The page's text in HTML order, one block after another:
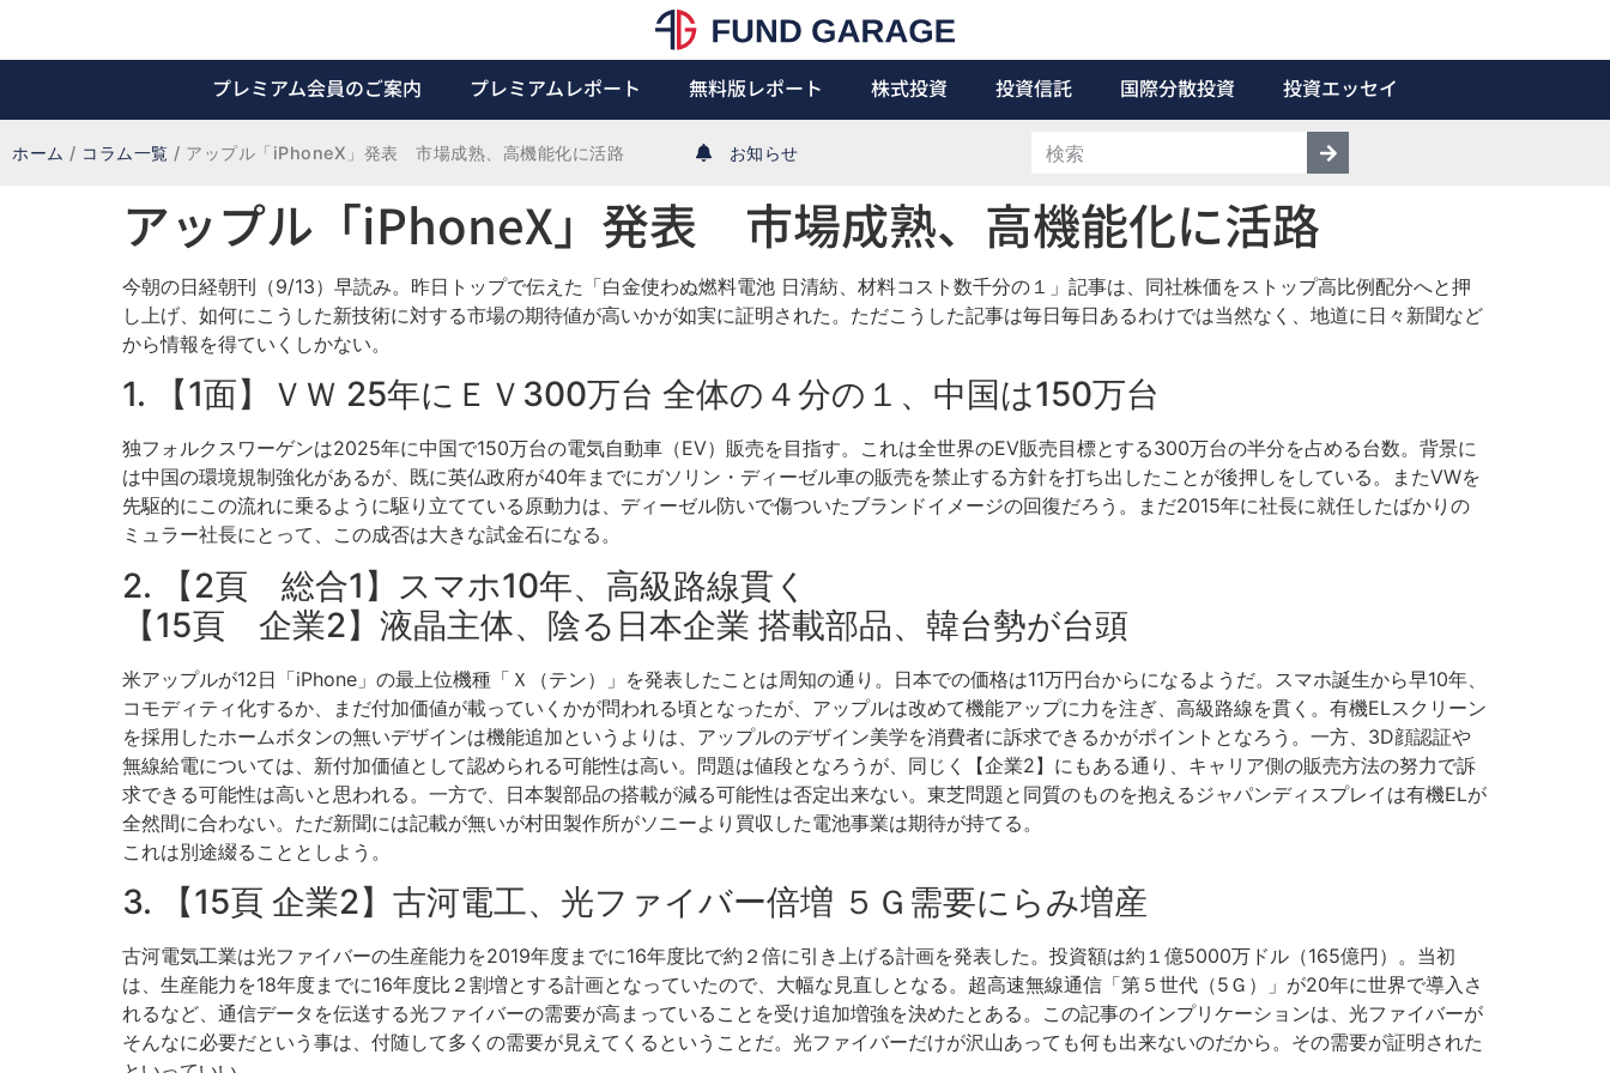
プレミアム会員のご案内 プレミアムレポート 無料版レポート 株式投資 投資信託 国際分散投資 投資エッセイ
ホーム / コラム一覧 / アップル「iPhoneX」発表 市場成熟、高機能化に活路 お知らせ
アップル「iPhoneX」発表 市場成熟、高機能化に活路
今朝の日経朝刊（9/13）早読み。昨日トップで伝えた「白金使わぬ燃料電池 日清紡、材料コスト数千分の１」記事は、同社株価をストップ高比例配分へと押
し上げ、如何にこうした新技術に対する市場の期待値が高いかが如実に証明された。ただこうした記事は毎日毎日あるわけでは当然なく、地道に日々新聞など
から情報を得ていくしかない。
1. 【1面】ＶＷ 25年にＥＶ300万台 全体の４分の１、中国は150万台
独フォルクスワーゲンは2025年に中国で150万台の電気自動車（EV）販売を目指す。これは全世界のEV販売目標とする300万台の半分を占める台数。背景に
は中国の環境規制強化があるが、既に英仏政府が40年までにガソリン・ディーゼル車の販売を禁止する方針を打ち出したことが後押しをしている。またVWを
先駆的にこの流れに乗るように駆り立てている原動力は、ディーゼル防いで傷ついたブランドイメージの回復だろう。まだ2015年に社長に就任したばかりの
ミュラー社長にとって、この成否は大きな試金石になる。
2. 【2頁 総合1】スマホ10年、高級路線貫く
【15頁 企業2】液晶主体、陰る日本企業 搭載部品、韓台勢が台頭
米アップルが12日「iPhone」の最上位機種「Ｘ（テン）」を発表したことは周知の通り。日本での価格は11万円台からになるようだ。スマホ誕生から早10年、
コモディティ化するか、まだ付加価値が載っていくかが問われる頃となったが、アップルは改めて機能アップに力を注ぎ、高級路線を貫く。有機ELスクリーン
を採用したホームボタンの無いデザインは機能追加というよりは、アップルのデザイン美学を消費者に訴求できるかがポイントとなろう。一方、3D顔認証や
無線給電については、新付加価値として認められる可能性は高い。問題は値段となろうが、同じく【企業2】にもある通り、キャリア側の販売方法の努力で訴
求できる可能性は高いと思われる。一方で、日本製部品の搭載が減る可能性は否定出来ない。東芝問題と同質のものを抱えるジャパンディスプレイは有機ELが
全然間に合わない。ただ新聞には記載が無いが村田製作所がソニーより買収した電池事業は期待が持てる。
これは別途綴ることとしよう。
3. 【15頁 企業2】古河電工、光ファイバー倍増 ５Ｇ需要にらみ増産
古河電気工業は光ファイバーの生産能力を2019年度までに16年度比で約２倍に引き上げる計画を発表した。投資額は約１億5000万ドル（165億円）。当初
は、生産能力を18年度までに16年度比２割増とする計画となっていたので、大幅な見直しとなる。超高速無線通信「第５世代（5Ｇ）」が20年に世界で導入さ
れるなど、通信データを伝送する光ファイバーの需要が高まっていることを受け追加増強を決めたとある。この記事のインプリケーションは、光ファイバーが
そんなに必要だという事は、付随して多くの需要が見えてくるということだ。光ファイバーだけが沢山あっても何も出来ないのだから。その需要が証明された